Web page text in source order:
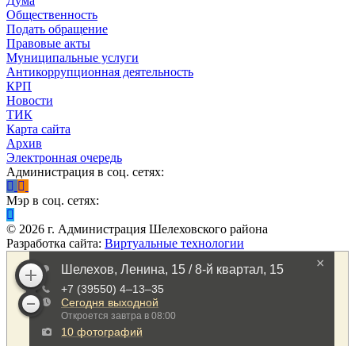
Общественность
Подать обращение
Правовые акты
Муниципальные услуги
Антикоррупционная деятельность
КРП
Новости
ТИК
Карта сайта
Архив
Электронная очередь
Администрация в соц. сетях:
Мэр в соц. сетях:
© 2026 г. Администрация Шелеховского района
Разработка сайта: Виртуальные технологии